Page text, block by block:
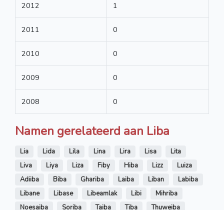
2012 1
2011 0
2010 0
2009 0
2008 0
Namen gerelateerd aan Liba
Lia Lida Lila Lina Lira Lisa
Lita
Liva
Liya Liza Fiby Hiba Lizz
Luiza
Adiiba
Biba Ghariba Laiba Liban
Labiba
Libane
Libase Libeamlak Libi
Mihriba
Noesaiba
Soriba Taiba Tiba Thuweiba